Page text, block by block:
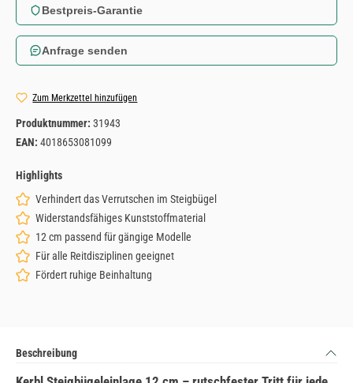
Bestpreis-Garantie
Anfrage senden
Zum Merkzettel hinzufügen
Produktnummer: 31943
EAN: 4018653081099
Highlights
Verhindert das Verrutschen im Steigbügel
Widerstandsfähiges Kunststoffmaterial
12 cm passend für gängige Modelle
Für alle Reitdisziplinen geeignet
Fördert ruhige Beinhaltung
Beschreibung